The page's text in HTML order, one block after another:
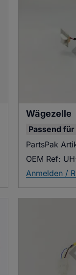
Wägezelle
Passend für
PartsPak
OEM Ref:
Anmelden /